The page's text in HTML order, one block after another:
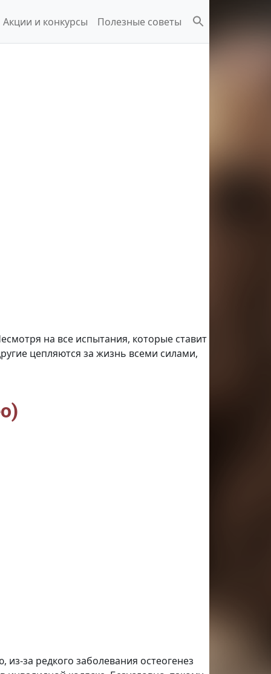
Акции и конкурсы Полезные советы
на все испытания, которые ставит
цепляются за жизнь всеми силами,
за редкого заболевания остеогенез